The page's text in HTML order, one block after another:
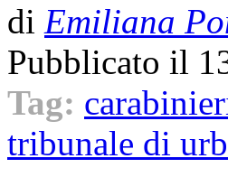
di Emiliana
Tag:
tribunale di